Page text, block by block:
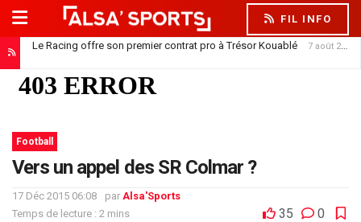
FIL INFO
Le Racing offre son premier contrat pro à Trésor Kouablé 7 août 2026
Football
Vers un appel des SR Colmar ?
17 Déc 2015 06:08 par Alsa'Sports
Temps de lecture : 2 mins
35 0